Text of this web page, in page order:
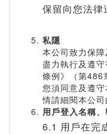
保留向您法律
私隱
本公司致力保
盡力執行及遵守
條例》（第486
您須同意及遵
情請細閱本公司
用戶登入名稱
6.1 用戶在完